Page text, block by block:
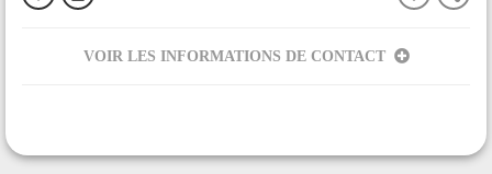
VOIR LES INFORMATIONS DE CONTACT
CONTACT